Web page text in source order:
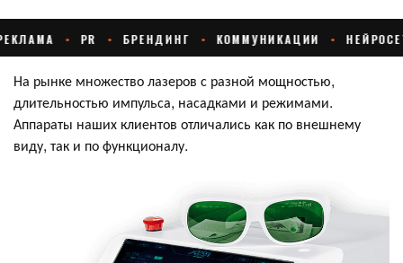
На рынке множество лазеров с разной мощностью,
длительностью импульса, насадками и режимами.
Аппараты наших клиентов отличались как по внешнему
виду, так и по функционалу.